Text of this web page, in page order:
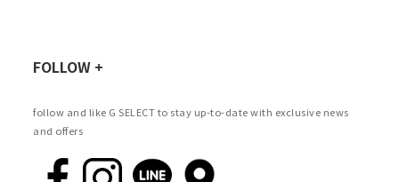
FOLLOW +
follow and like G SELECT to stay up-to-date with exclusive news
and offers